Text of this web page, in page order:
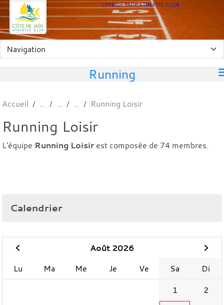
COTE DE JADE ATHLETIC CLUB
Running
Accueil Running Loisir
Running Loisir
L'équipe Running Loisirest composée de 74 membres.
Calendrier
Août 2026
Lu
Ma Me Je Ve Sa
Di
1
2
Panneau de gestion des cookies